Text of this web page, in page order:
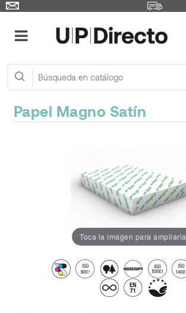
Papel Magno Satín
Toca la imagen para ampliarla